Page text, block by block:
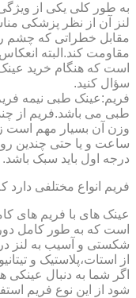
به طور کلی یکی از
لنز آن از نظر پزشکی
مقابل خطراتی که چشم
مقاومت کند.البته
است که هنگام خرید
سؤال کنید.
فریم:عینک طبی نیمه
طبی می باشد.فریم از
وزن آن بسیار مهم است
ساعت و یا حتی چندین
درجه اول باید سبک باشد.
فریم انواع مختلفی دارد
است که به طور کامل
شکستی و آسیب به لنز
از استات،پلاستیک و
اگر شما به دنبال
شود از این نوع فریم